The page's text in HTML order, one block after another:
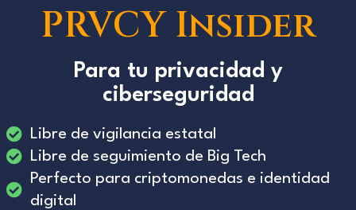
PRVCY Insider
Para tu privacidad y
ciberseguridad
Libre de vigilancia estatal
Libre de seguimiento de Big Tech
Perfecto para criptomonedas e identidad
digital